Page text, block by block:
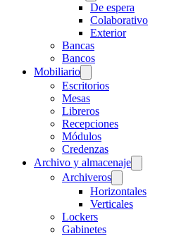
De espera
Colaborativo
Exterior
Bancas
Bancos
Mobiliario
Escritorios
Mesas
Libreros
Recepciones
Módulos
Credenzas
Archivo y almacenaje
Archiveros
Horizontales
Verticales
Lockers
Gabinetes